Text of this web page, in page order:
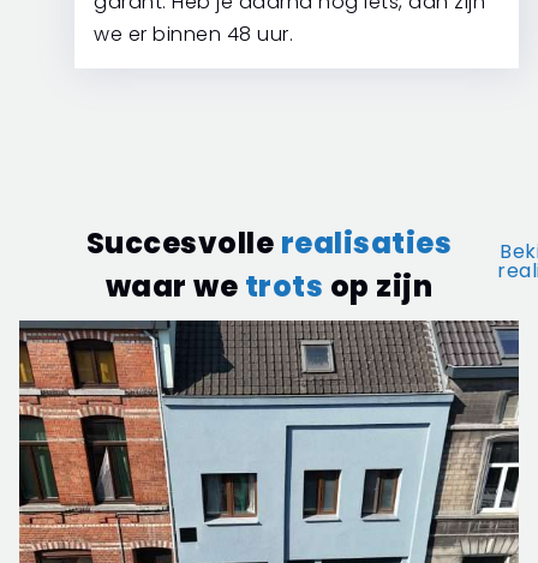
we er binnen 48 uur.
Succesvolle realisaties
waar we trots op zijn